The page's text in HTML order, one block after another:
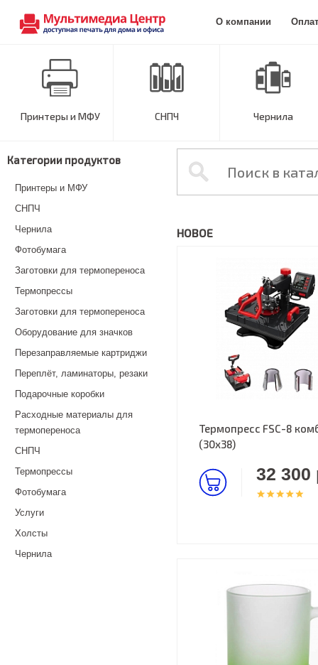
О компании
Принтеры и МФУ СНПЧ Чернила
Категории продуктов
Принтеры и МФУ
СНПЧ
Чернила
Фотобумага
Заготовки для термопереноса
Термопрессы
Заготовки для термопереноса
Оборудование для значков
Перезаправляемые картриджи
Переплёт, ламинаторы, резаки
Подарочные коробки
Расходные материалы для
термопереноса
СНПЧ
Термопрессы
Фотобумага
Услуги
Холсты
Чернила
НОВОЕ
Термопресс FSC-8
(30х38)
32 300